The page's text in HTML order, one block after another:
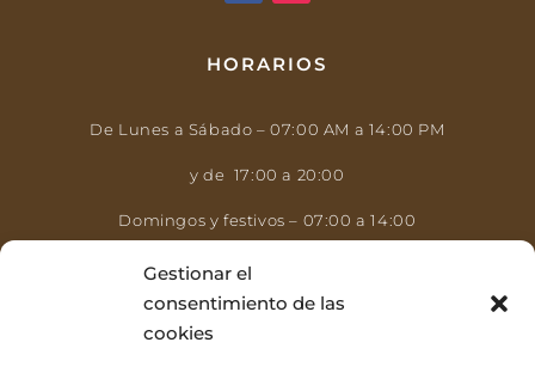
Gestionar el
consentimiento de las
cookies
HORARIOS
De Lunes a Sábado – 07:00 AM a 14:00 PM
y de 17:00 a 20:00
Domingos y festivos – 07:00 a 14:00